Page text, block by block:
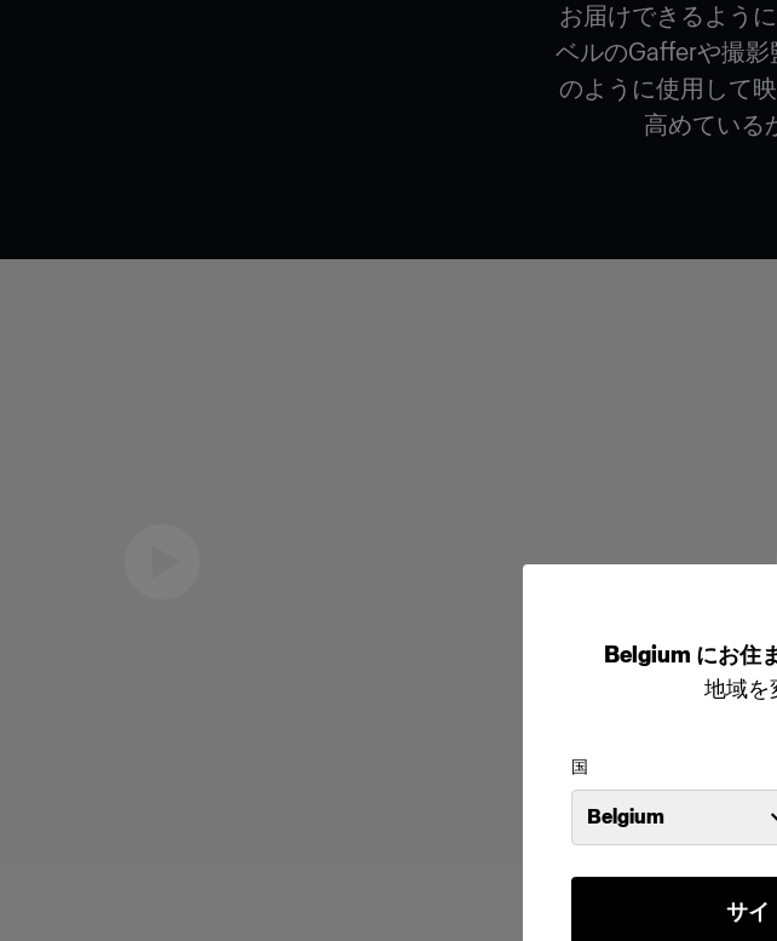
Belgium にお住
地域を
国
Belgium
サイ
お届けできるよう
ベルのGafferや撮
のように使用して
高めている